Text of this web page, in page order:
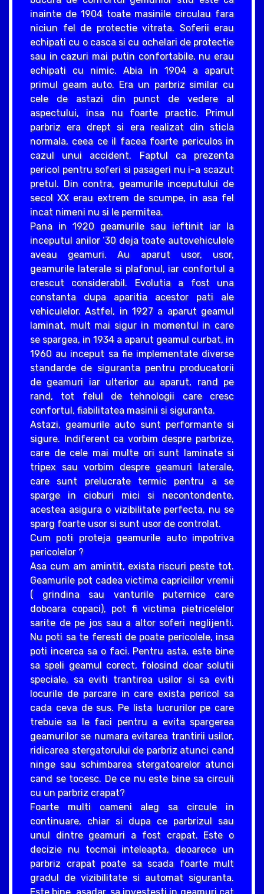
inainte de 1904 toate masinile circulau fara
niciun fel de protectie vitrata. Soferii erau
echipati cu o casca si cu ochelari de protectie
sau in cazuri mai putin confortabile, nu erau
echipati cu nimic. Abia in 1904 a aparut
primul geam auto. Era un parbriz similar cu
cele de astazi din punct de vedere al
aspectului, insa nu foarte practic. Primul
parbriz era drept si era realizat din sticla
normala, ceea ce il facea foarte periculos in
cazul unui accident. Faptul ca prezenta
pericol pentru soferi si pasageri nu i-a scazut
pretul. Din contra, geamurile inceputului de
secol XX erau extrem de scumpe, in asa fel
incat nimeni nu si le permitea.
Pana in 1920 geamurile sau ieftinit iar la
inceputul anilor ‘30 deja toate autovehiculele
aveau geamuri. Au aparut usor, usor,
geamurile laterale si plafonul, iar confortul a
crescut considerabil. Evolutia a fost una
constanta dupa aparitia acestor pati ale
vehiculelor. Astfel, in 1927 a aparut geamul
laminat, mult mai sigur in momentul in care
se spargea, in 1934 a aparut geamul curbat, in
1960 au inceput sa fie implementate diverse
standarde de siguranta pentru producatorii
de geamuri iar ulterior au aparut, rand pe
rand, tot felul de tehnologii care cresc
confortul, fiabilitatea masinii si siguranta.
Astazi, geamurile auto sunt performante si
sigure. Indiferent ca vorbim despre parbrize,
care de cele mai multe ori sunt laminate si
tripex sau vorbim despre geamuri laterale,
care sunt prelucrate termic pentru a se
sparge in cioburi mici si necontondente,
acestea asigura o vizibilitate perfecta, nu se
sparg foarte usor si sunt usor de controlat.
Cum poti proteja geamurile auto impotriva
pericolelor ?
Asa cum am amintit, exista riscuri peste tot.
Geamurile pot cadea victima capriciilor vremii
( grindina sau vanturile puternice care
doboara copaci), pot fi victima pietricelelor
sarite de pe jos sau a altor soferi neglijenti.
Nu poti sa te feresti de poate pericolele, insa
poti incerca sa o faci. Pentru asta, este bine
sa speli geamul corect, folosind doar solutii
speciale, sa eviti trantirea usilor si sa eviti
locurile de parcare in care exista pericol sa
cada ceva de sus. Pe lista lucrurilor pe care
trebuie sa le faci pentru a evita spargerea
geamurilor se numara evitarea trantirii usilor,
ridicarea stergatorului de parbriz atunci cand
ninge sau schimbarea stergatoarelor atunci
cand se tocesc. De ce nu este bine sa circuli
cu un parbriz crapat?
Foarte multi oameni aleg sa circule in
continuare, chiar si dupa ce parbrizul sau
unul dintre geamuri a fost crapat. Este o
decizie nu tocmai inteleapta, deoarece un
parbriz crapat poate sa scada foarte mult
gradul de vizibilitate si automat siguranta.